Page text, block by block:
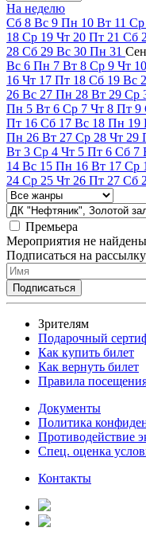
На неделю
Сб 8 Вс 9 Пн 10 Вт 11 Ср
18 Ср 19 Чт 20 Пт 21 Сб
28 Сб 29 Вс 30 Пн 31
Вс 6 Пн 7 Вт 8 Ср 9 Чт 10
16 Чт 17 Пт 18 Сб 19 Вс
26 Вс 27 Пн 28 Вт 29 Ср
Пн 5 Вт 6 Ср 7 Чт 8 Пт 9
Пт 16 Сб 17 Вс 18 Пн 19
Пн 26 Вт 27 Ср 28 Чт 29
Вт 3 Ср 4 Чт 5 Пт 6 Сб 7
14 Вс 15 Пн 16 Вт 17 Ср
24 Ср 25 Чт 26 Пт 27 Сб
Премьера
Мероприятия не найдены
Подписаться на рассылку
Зрителям
Подарочный
Как купить билет
Как вернуть билет
Правила
Документы
Политика
Противодействие
Спец. оценка
Контакты